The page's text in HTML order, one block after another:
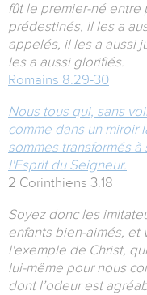
fût le premier-né entre
prédestinés, il les a
appelés, il les a aussi
les a aussi glorifiés.
Romains 8.29-30
Nous tous qui, sans
comme dans un miroir
sommes transformés
l'Esprit du Seigneur.
2 Corinthiens 3.18
Soyez donc les
enfants bien-aimés, et
l'exemple de Christ,
lui-même pour nous
dont l’odeur est